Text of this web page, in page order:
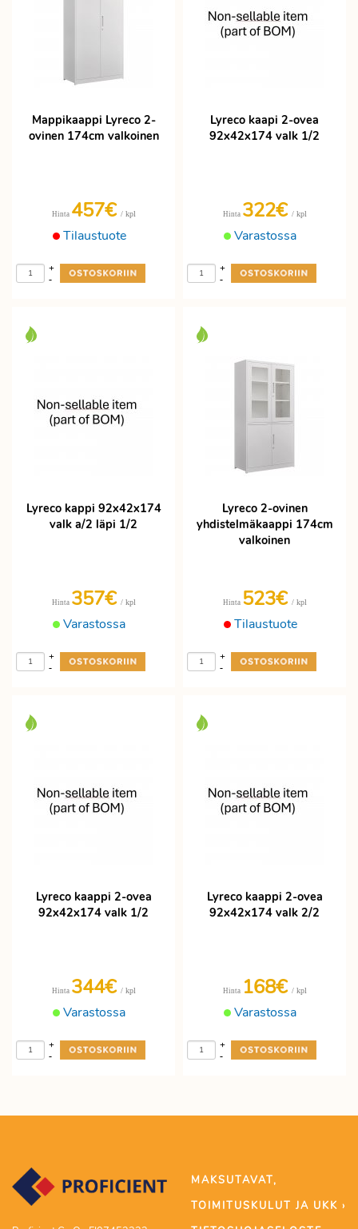
Mappikaappi Lyreco 2-
ovinen 174cm valkoinen
Tilaustuote
Hinta 457€ / kpl
-
+
Lyreco kaapi 2-ovea
92x42x174 valk 1/2
Varastossa
Hinta 322€ / kpl
-
+
Lyreco kappi 92x42x174
valk a/2 läpi 1/2
Varastossa
Hinta 357€ / kpl
-
+
Lyreco 2-ovinen
yhdistelmäkaappi 174cm
valkoinen
Tilaustuote
Hinta 523€ / kpl
-
+
Lyreco kaappi 2-ovea
92x42x174 valk 1/2
Varastossa
Hinta 344€ / kpl
-
+
Lyreco kaappi 2-ovea
92x42x174 valk 2/2
Varastossa
Hinta 168€ / kpl
-
+
MAKSUTAVAT,
TOIMITUSKULUT JA UKK ›